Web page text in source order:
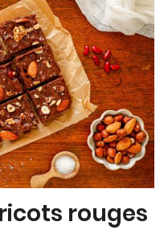
rouges